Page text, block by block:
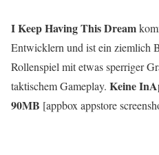
I Keep Having This Dream
Entwicklern und ist ein ziemlich
Rollenspiel mit etwas sperriger
taktischem Gameplay. Keine
90MB [appbox appstore